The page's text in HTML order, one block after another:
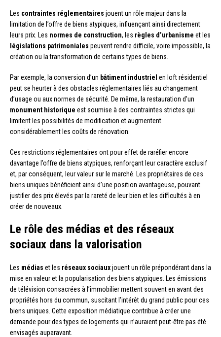
Les contraintes réglementaires jouent un rôle majeur dans la
limitation de l’offre de biens atypiques, influençant ainsi directement
leurs prix. Les normes de construction, les règles d’urbanisme et les
législations patrimoniales peuvent rendre difficile, voire impossible, la
création ou la transformation de certains types de biens.
Par exemple, la conversion d’un bâtiment industriel en loft résidentiel
peut se heurter à des obstacles réglementaires liés au changement
d’usage ou aux normes de sécurité. De même, la restauration d’un
monument historique est soumise à des contraintes strictes qui
limitent les possibilités de modification et augmentent
considérablement les coûts de rénovation.
Ces restrictions réglementaires ont pour effet de raréfier encore
davantage l’offre de biens atypiques, renforçant leur caractère exclusif
et, par conséquent, leur valeur sur le marché. Les propriétaires de ces
biens uniques bénéficient ainsi d’une position avantageuse, pouvant
justifier des prix élevés par la rareté de leur bien et les difficultés à en
créer de nouveaux.
Le rôle des médias et des réseaux
sociaux dans la valorisation
Les médias et les réseaux sociauxjouent un rôle prépondérant dans la
mise en valeur et la popularisation des biens atypiques. Les émissions
de télévision consacrées à l’immobilier mettent souvent en avant des
propriétés hors du commun, suscitant l’intérêt du grand public pour ces
biens uniques. Cette exposition médiatique contribue à créer une
demande pour des types de logements qui n’auraient peut-être pas été
envisagés auparavant.